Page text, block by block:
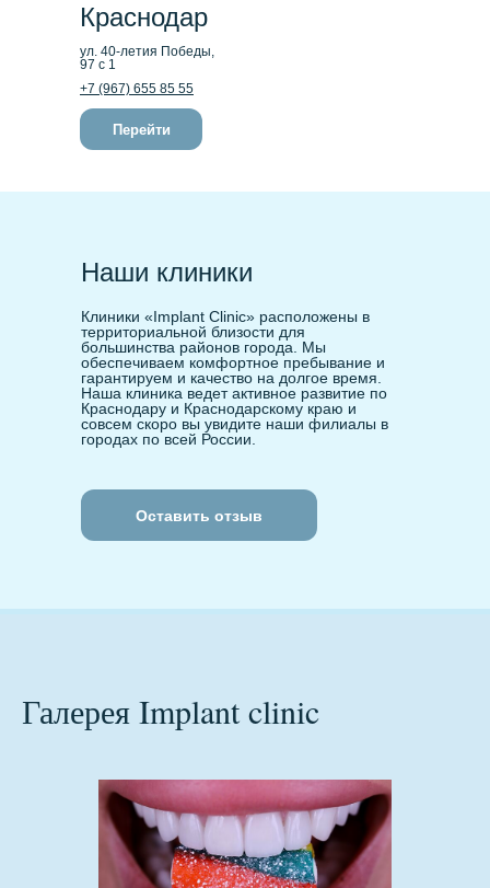
Перейти
Краснодар
ул. 40-летия Победы,
97 с 1
+7 (967) 655 85 55
Наши клиники
Клиники «Implant Clinic» расположены в
территориальной близости для
большинства районов города. Мы
обеспечиваем комфортное пребывание и
гарантируем и качество на долгое время.
Наша клиника ведет активное развитие по
Краснодару и Краснодарскому краю и
совсем скоро вы увидите наши филиалы в
городах по всей России.
Оставить отзыв
Галерея Implant clinic